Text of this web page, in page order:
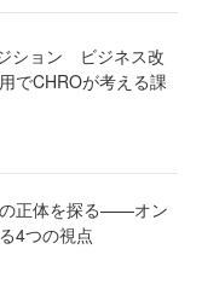
ション ビジネス改
でCHROが考える課
の正体を探る——オン
4つの視点